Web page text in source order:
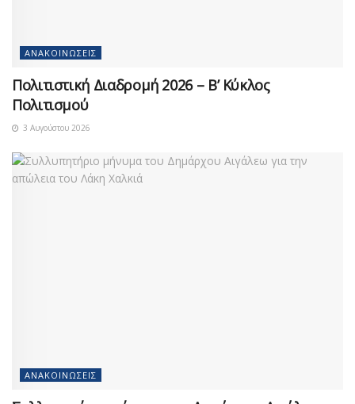
ΑΝΑΚΟΙΝΏΣΕΙΣ
Πολιτιστική Διαδρομή 2026 – Β’ Κύκλος
Πολιτισμού
3 Αυγούστου 2026
ΑΝΑΚΟΙΝΏΣΕΙΣ